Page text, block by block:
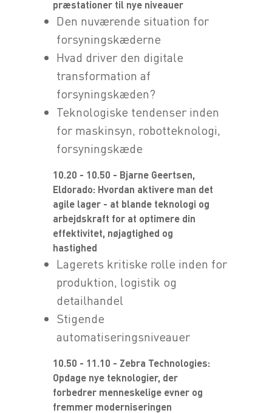
præstationer til nye niveauer
Den nuværende situation for
forsyningskæderne
Hvad driver den digitale
transformation af
forsyningskæden?
Teknologiske tendenser inden
for maskinsyn, robotteknologi,
forsyningskæde
10.20 - 10.50 - Bjarne Geertsen,
Eldorado: Hvordan aktivere man det
agile lager - at blande teknologi og
arbejdskraft for at optimere din
effektivitet, nøjagtighed og
hastighed
Lagerets kritiske rolle inden for
produktion, logistik og
detailhandel
Stigende
automatiseringsniveauer
10.50 - 11.10 - Zebra Technologies:
Opdage nye teknologier, der
forbedrer menneskelige evner og
fremmer moderniseringen